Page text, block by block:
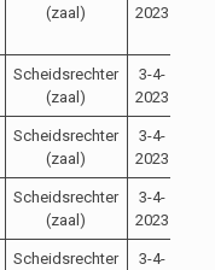
(zaal)
2023
Scheidsrechter
(zaal)
3-4-
2023
Scheidsrechter
(zaal)
3-4-
2023
Scheidsrechter
(zaal)
3-4-
2023
Scheidsrechter
3-4-